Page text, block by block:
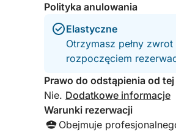
Polityka anulowania
Elastyczne
Otrzymasz pełny
rozpoczęciem
Prawo do odstąpienia od
Nie. Dodatkowe informacje
Warunki rezerwacji
Obejmuje